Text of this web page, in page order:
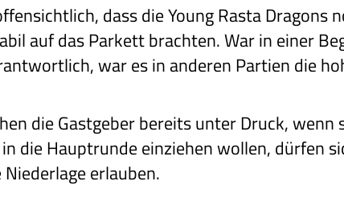
dass die Young Rasta Dragons
auf das Parkett brachten. War in einer
war es in anderen Partien die
die Gastgeber bereits unter Druck, wenn
die Hauptrunde einziehen wollen, dürfen
erlauben.